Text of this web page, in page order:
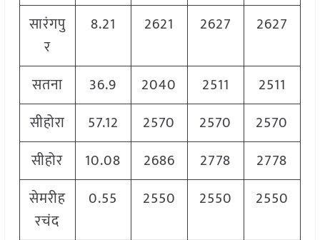
सारंगपु
र
8.21 2621 2627 2627
सतना 36.9 2040 2511
2511
सीहोरा
57.12 2570 2570
2570
सीहोर
10.08 2686 2778
2778
सेमरीह
रचंद
0.55 2550 2550 2550